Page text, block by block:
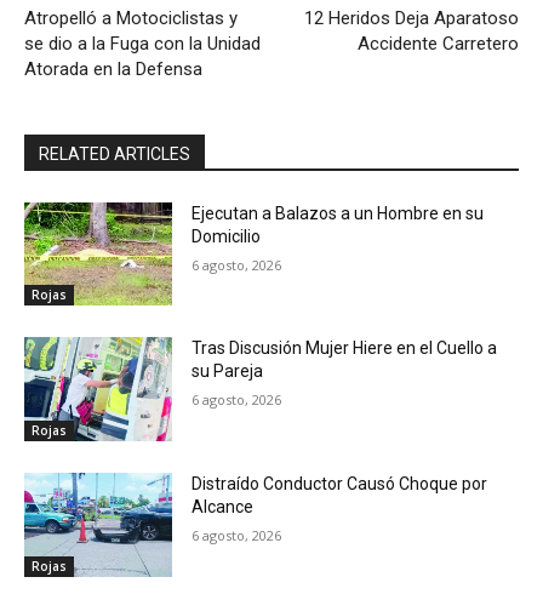
Atropelló a Motociclistas y
se dio a la Fuga con la Unidad
Atorada en la Defensa
12 Heridos Deja Aparatoso
Accidente Carretero
RELATED ARTICLES
Rojas
Ejecutan a Balazos a un Hombre en su
Domicilio
6 agosto, 2026
Rojas
Tras Discusión Mujer Hiere en el Cuello a
su Pareja
6 agosto, 2026
Rojas
Distraído Conductor Causó Choque por
Alcance
6 agosto, 2026